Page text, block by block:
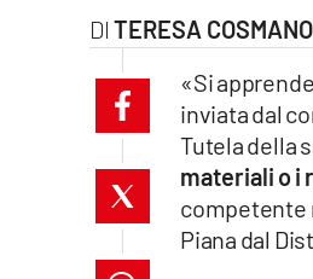
catanzarochannel.it
lacapitalenews.it
TERESA COSMANO
«Si
inviata dal
Tutela della
materiali o i
competente
Piana dal